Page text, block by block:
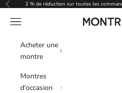
Passer au contenu
Précédent2 % de réduction sur toutes les
Montredo
Menu
Acheter une
montre
Montres
d'occasion